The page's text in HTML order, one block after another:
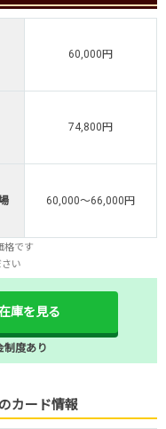
60,000円
74,800円
60,000～66,000円
格です
い
庫を見る
制度あり
カード情報